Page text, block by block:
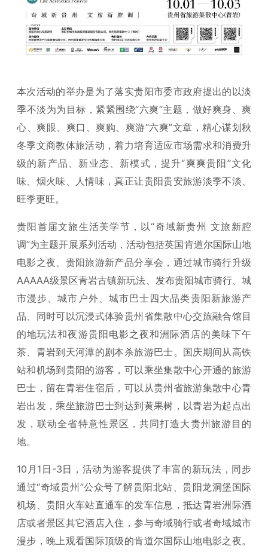
本次活动的举办是为了落实贵阳市委市政府提出的以淡
季不淡为为目标，紧紧围绕“六爽”主题，做好爽身、爽
心、爽眼、爽口、爽购、爽游“六爽”文章，精心谋划秋
冬季文商教体旅活动，着力培育适应市场需求和消费升
级的新产品、新业态、新模式，提升“爽爽贵阳”文化
味、烟火味、人情味，真正让贵阳贵安旅游淡季不淡、
旺季更旺。
贵阳首届文旅生活美学节，以“奇域新贵州 文旅新腔
调”为主题开展系列活动，活动包括英国肯道尔国际山地
电影之夜、贵阳旅游新产品分享会，通过城市骑行升级
AAAAA级景区青岩古镇新玩法、发布贵阳城市骑行、城
市漫步、城市户外、城市巴士四大品类贵阳新旅游产
品、同时可以沉浸式体验贵州省集散中心交旅融合馆目
的地玩法和夜游贵阳电影之夜和洲际酒店的美味下午
茶、青岩到天河潭的剧本杀旅游巴士。国庆期间从高铁
站和机场到贵阳的游客，可以乘坐集散中心开通的旅游
巴士，留在青岩住宿后，可以从贵州省旅游集散中心青
岩出发，乘坐旅游巴士到达到黄果树，以青岩为起点出
发，联动全省特意性景区，共同打造大贵州旅游目的
地。
10月1日-3日，活动为游客提供了丰富的新玩法，同步
通过“奇域贵州”公众号了解贵阳北站、贵阳龙洞堡国际
机场、贵阳火车站直通车的发车信息，抵达青岩洲际酒
店或者景区其它酒店入住，参与奇域骑行或者奇域城市
漫步，晚上观看国际顶级的肯道尔国际山地电影之夜。